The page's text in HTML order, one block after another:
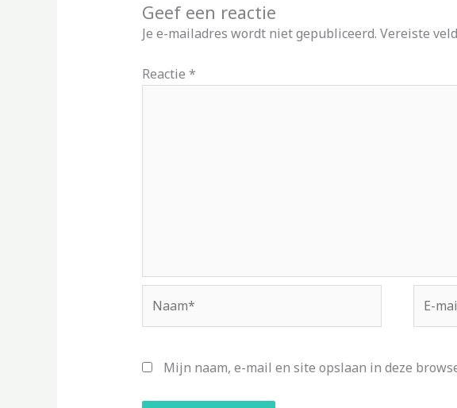
Geef een reactie
Je e-mailadres wordt niet gepubliceerd. Vereiste
Reactie *
mail*
Mijn naam, e-mail en site opslaan in deze